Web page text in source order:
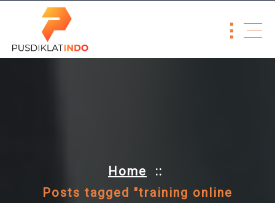
Home ::
Posts tagged "training online